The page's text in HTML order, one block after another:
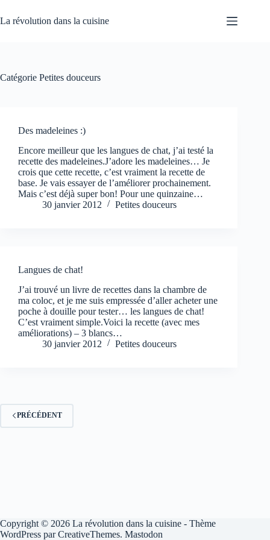
au
contenu
La révolution dans la cuisine
Catégorie Petites douceurs
Des madeleines :)
Encore meilleur que les langues de chat, j’ai testé la
recette des madeleines.J’adore les madeleines… Je
crois que cette recette, c’est vraiment la recette de
base. Je vais essayer de l’améliorer prochainement.
Mais c’est déjà super bon! Pour une quinzaine…
30 janvier 2012
Petites douceurs
Langues de chat!
J’ai trouvé un livre de recettes dans la chambre de
ma coloc, et je me suis empressée d’aller acheter une
poche à douille pour tester… les langues de chat!
C’est vraiment simple.Voici la recette (avec mes
améliorations) – 3 blancs…
30 janvier 2012
Petites douceurs
PRÉCÉDENT
Copyright © 2026 La révolution dans la cuisine - Thème
WordPress parCreativeThemes. Mastodon